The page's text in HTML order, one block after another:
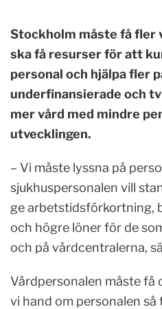
Stockholm måste få fler
ska få resurser för att
personal och hjälpa fler
underfinansierade och
mer vård med mindre
utvecklingen.
– Vi måste lyssna på
sjukhuspersonalen vill
ge arbetstidsförkortning,
och högre löner för de
och på vårdcentralerna,
Vårdpersonalen måste få
vi hand om personalen så